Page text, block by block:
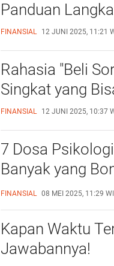
Panduan
FINANSIAL 12 JUNI 2025, 11:21
Rahasia "Beli
Singkat yang
FINANSIAL 12 JUNI 2025, 10:37
7 Dosa
Banyak yang
Analisis?
FINANSIAL 08 MEI 2025, 11:29
Kapan Waktu
Jawabannya!